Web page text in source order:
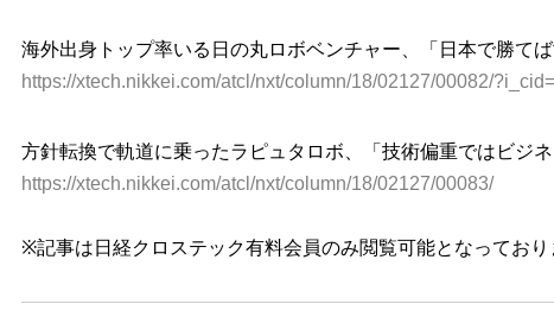
海外出身トップ率いる日の丸ロボベンチャー、「日本で勝てば
https://xtech.nikkei.com/atcl/nxt/column/18/02127/00082/
方針転換で軌道に乗ったラピュタロボ、「技術偏重ではビジネ
https://xtech.nikkei.com/atcl/nxt/column/18/02127/00083/
※記事は日経クロステック有料会員のみ閲覧可能となっており